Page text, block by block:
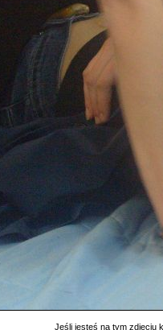
Jeśli jesteś na tym zdjęciu